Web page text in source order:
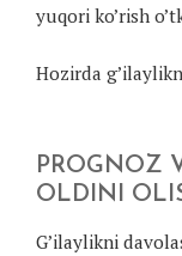
yuqori ko’rish
Hozirda
PROGNOZ
OLDINI
G’ilaylikni